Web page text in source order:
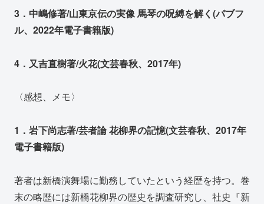
3．中嶋修著/山東京伝の実像 馬琴の呪縛を解く(パブフ
ル、2022年電子書籍版)
4．又吉直樹著/火花(文芸春秋、2017年)
〈感想、メモ〉
1．岩下尚志著/芸者論 花柳界の記憶(文芸春秋、2017年
電子書籍版)
著者は新橋演舞場に勤務していたという経歴を持つ。巻
末の略歴には新橋花柳界の歴史を調査研究し、社史『新